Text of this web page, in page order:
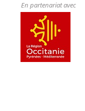
En partenariat avec